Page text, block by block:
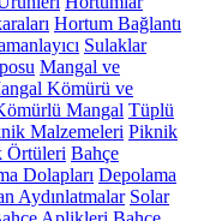
Hortum Bağlantı
Sulaklar
Mangal ve
Kömürü ve
Mangal Tüplü
Malzemeleri Piknik
Örtüleri Bahçe
Dolapları Depolama
Aydınlatmalar Solar